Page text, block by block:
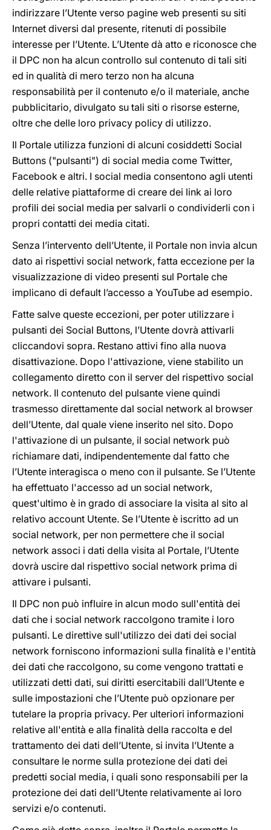
indirizzare l’Utente verso pagine web presenti su siti
Internet diversi dal presente, ritenuti di possibile
interesse per l’Utente. L’Utente dà atto e riconosce che
il DPC non ha alcun controllo sul contenuto di tali siti
ed in qualità di mero terzo non ha alcuna
responsabilità per il contenuto e/o il materiale, anche
pubblicitario, divulgato su tali siti o risorse esterne,
oltre che delle loro privacy policy di utilizzo.
Il Portale utilizza funzioni di alcuni cosiddetti Social
Buttons ("pulsanti") di social media come Twitter,
Facebook e altri. I social media consentono agli utenti
delle relative piattaforme di creare dei link ai loro
profili dei social media per salvarli o condividerli con i
propri contatti dei media citati.
Senza l’intervento dell’Utente, il Portale non invia alcun
dato ai rispettivi social network, fatta eccezione per la
visualizzazione di video presenti sul Portale che
implicano di default l’accesso a YouTube ad esempio.
Fatte salve queste eccezioni, per poter utilizzare i
pulsanti dei Social Buttons, l’Utente dovrà attivarli
cliccandovi sopra. Restano attivi fino alla nuova
disattivazione. Dopo l'attivazione, viene stabilito un
collegamento diretto con il server del rispettivo social
network. Il contenuto del pulsante viene quindi
trasmesso direttamente dal social network al browser
dell’Utente, dal quale viene inserito nel sito. Dopo
l'attivazione di un pulsante, il social network può
richiamare dati, indipendentemente dal fatto che
l’Utente interagisca o meno con il pulsante. Se l’Utente
ha effettuato l'accesso ad un social network,
quest'ultimo è in grado di associare la visita al sito al
relativo account Utente. Se l’Utente è iscritto ad un
social network, per non permettere che il social
network associ i dati della visita al Portale, l’Utente
dovrà uscire dal rispettivo social network prima di
attivare i pulsanti.
Il DPC non può influire in alcun modo sull'entità dei
dati che i social network raccolgono tramite i loro
pulsanti. Le direttive sull'utilizzo dei dati dei social
network forniscono informazioni sulla finalità e l'entità
dei dati che raccolgono, su come vengono trattati e
utilizzati detti dati, sui diritti esercitabili dall’Utente e
sulle impostazioni che l’Utente può opzionare per
tutelare la propria privacy. Per ulteriori informazioni
relative all'entità e alla finalità della raccolta e del
trattamento dei dati dell’Utente, si invita l’Utente a
consultare le norme sulla protezione dei dati dei
predetti social media, i quali sono responsabili per la
protezione dei dati dell’Utente relativamente ai loro
servizi e/o contenuti.